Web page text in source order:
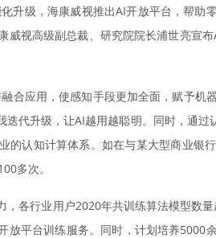
升级，海康威视推出AI开放平台，帮助
视高级副总裁、研究院院长浦世亮宣
合应用，使感知手段更加全面，赋予机
迭代升级，让AI越用越聪明。同时，通
的认知计算体系。如在与某大型商业银
多次。
，各行业用户2020年共训练算法模型数
放平台训练服务。同时，计划培养5000